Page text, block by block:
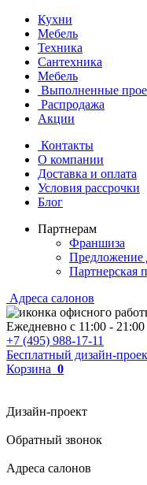
Кухни
Мебель
Техника
Сантехника
Мебель
Выполненные
Распродажа
Акции
Контакты
О компании
Доставка и оплата
Условия рассрочки
Блог
Партнерам
Франшиза
Предложение
Партнерская
Адреса салонов
Ежедневно с 11:00 - 21:00
+7 (495) 988-17-11
Бесплатный дизайн-
Корзина 0
Дизайн-проект
Обратный звонок
Адреса салонов